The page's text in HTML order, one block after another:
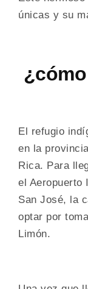
únicas y su
El refugio
en la
Rica. Para
el Aeropuerto
San José, la
optar por
Limón.